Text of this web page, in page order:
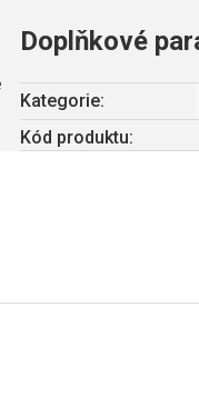
Doplňkové
Kategorie:
Kód produktu: